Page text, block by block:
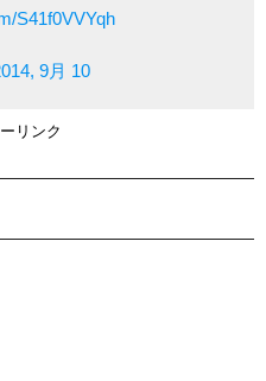
S41f0VVYqh
9月 10
リンク